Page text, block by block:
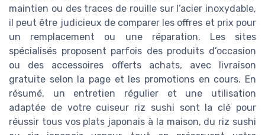
maintien ou des traces de rouille sur l’acier inoxydable,
il peut être judicieux de comparer les offres et prix pour
un remplacement ou une réparation. Les sites
spécialisés proposent parfois des produits d’occasion
ou des accessoires offerts achats, avec livraison
gratuite selon la page et les promotions en cours. En
résumé, un entretien régulier et une utilisation
adaptée de votre cuiseur riz sushi sont la clé pour
réussir tous vos plats japonais à la maison, du riz sushi